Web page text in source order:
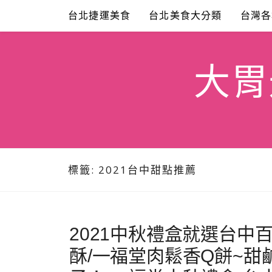
content
台北捷運美食 台北美食大分類 台灣
大
標籤: 2021台中甜點推薦
2021中秋禮盒就選台中
酥/一福堂肉鬆香Q餅~甜